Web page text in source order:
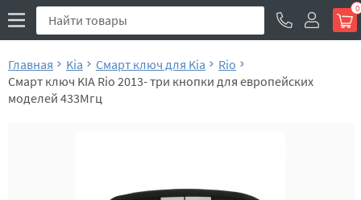
0
Главная Kia Смарт ключ для Kia
Rio
Смарт ключ KIA Rio 2013- три кнопки для европейских
моделей 433Мгц